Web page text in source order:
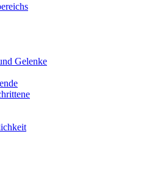
Gelenke